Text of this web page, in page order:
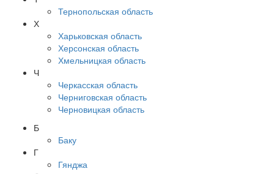
Тернопольская область
Х
Харьковская область
Херсонская область
Хмельницкая область
Ч
Черкасская область
Черниговская область
Черновицкая область
Б
Баку
Г
Гянджа